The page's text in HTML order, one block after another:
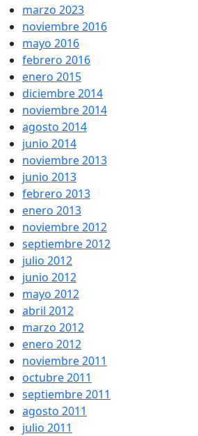
marzo 2023
noviembre 2016
mayo 2016
febrero 2016
enero 2015
diciembre 2014
noviembre 2014
agosto 2014
junio 2014
noviembre 2013
junio 2013
febrero 2013
enero 2013
noviembre 2012
septiembre 2012
julio 2012
junio 2012
mayo 2012
abril 2012
marzo 2012
enero 2012
noviembre 2011
octubre 2011
septiembre 2011
agosto 2011
julio 2011